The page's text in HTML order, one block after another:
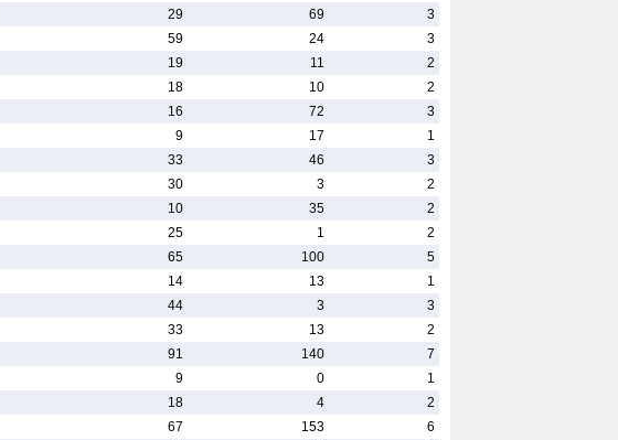
29 69
3
59 24
3
19 11
2
18 10
2
16 72
3
9 17
1
33 46
3
30 3
2
10 35
2
25 1
2
65 100
5
14 13
1
44 3
3
33 13
2
91 140
7
9 0
1
18 4
2
67 153
6